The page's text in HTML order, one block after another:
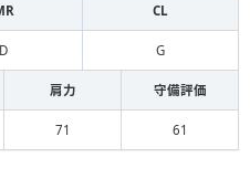
CL
D G
肩力 守備評価
71 61